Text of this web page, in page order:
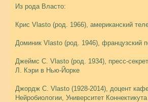
Из рода Власто:
Крис Vlasto (род. 1966), американский
Доминик Vlasto (род. 1946), французский
Джеймс С. Vlasto (род. 1934), пресс-
Л. Кэри в Нью-Йорке
Джордж С. Vlasto (1928-2014), доцент
Нейробиологии, Университет Коннектикута